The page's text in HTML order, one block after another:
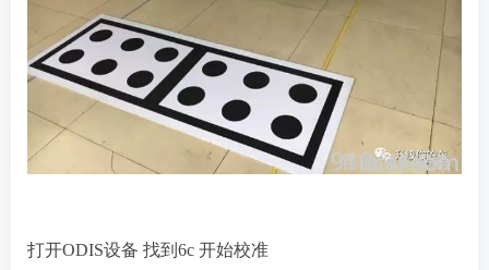
打开ODIS设备 找到6c 开始校准